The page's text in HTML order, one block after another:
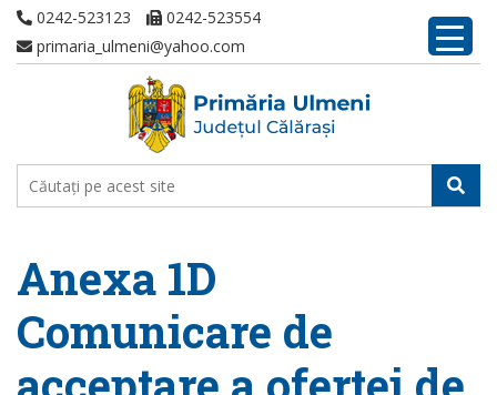
0242-523123
0242-523554
primaria_ulmeni@yahoo.com
Anexa 1D
Comunicare de